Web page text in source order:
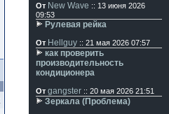
От New Wave :: 13 июня 2026
09:53
Рулевая рейка
От Hellguy :: 21 мая 2026 07:57
как проверить
производительность
кондиционера
От gangster :: 20 мая 2026 21:51
Зеркала (Проблема)